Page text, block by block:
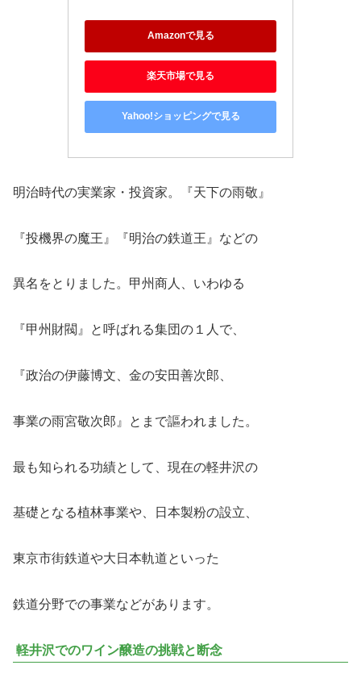
Amazonで見る
楽天市場で見る
Yahoo!ショッピングで見る
明治時代の実業家・投資家。『天下の雨敬』
『投機界の魔王』『明治の鉄道王』などの
異名をとりました。甲州商人、いわゆる
『甲州財閥』と呼ばれる集団の１人で、
『政治の伊藤博文、金の安田善次郎、
事業の雨宮敬次郎』とまで謳われました。
最も知られる功績として、現在の軽井沢の
基礎となる植林事業や、日本製粉の設立、
東京市街鉄道や大日本軌道といった
鉄道分野での事業などがあります。
軽井沢でのワイン醸造の挑戦と断念